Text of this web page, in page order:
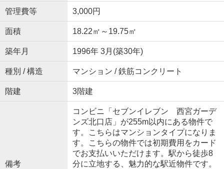
管理費等 3,000円
面積 18.22㎡～19.75㎡
築年月 1996年 3月(築30年)
種別 / 構造 マンション / 鉄筋コンクリート
階建 3階建
備考
コンビニ「セブンイレブン 西宮ガーデ
ンズ北口店」が255m以内にある物件で
す。こちらはマンションタイプになりま
す。こちらの物件では初期費用をカード
でお支払いいただけます。駅から徒歩8
分に立地する、魅力的な駅近物件です。